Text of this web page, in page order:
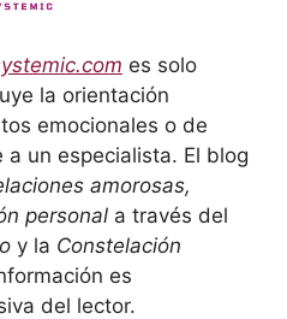
es solo
la orientación
emocionales o de
un especialista. El blog
amorosas,
personal a través del
y la Constelación
es
del lector.